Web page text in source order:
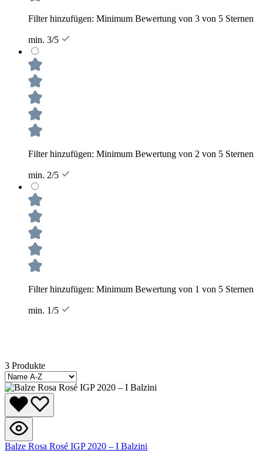
Filter hinzufügen: Minimum Bewertung von 3 von 5 Sternen
min. 3/5
Filter hinzufügen: Minimum Bewertung von 2 von 5 Sternen
min. 2/5
Filter hinzufügen: Minimum Bewertung von 1 von 5 Sternen
min. 1/5
3 Produkte
Balze Rosa Rosé IGP 2020 – I Balzini